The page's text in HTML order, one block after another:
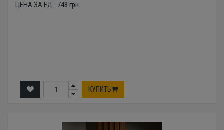
ЦЕНА ЗА ЕД.: 748 грн.
КУПИТЬ